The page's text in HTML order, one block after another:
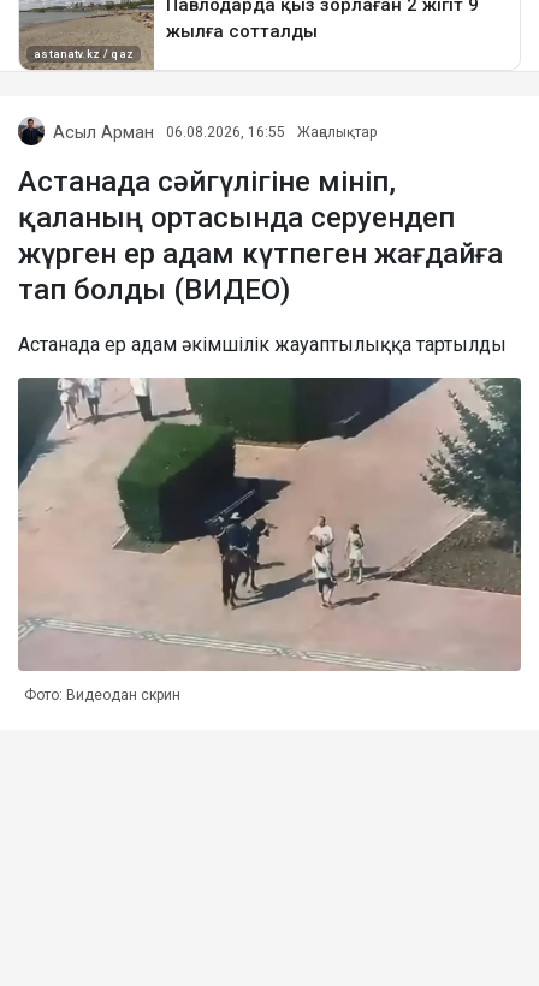
Асыл Арман 06.08.2026, 16:55 Жаңалықтар
Астанада сәйгүлігіне мініп,
қаланың ортасында серуендеп
жүрген ер адам күтпеген жағдайға
тап болды (ВИДЕО)
Астанада ер адам әкімшілік жауаптылыққа тартылды
Фото: Видеодан скрин